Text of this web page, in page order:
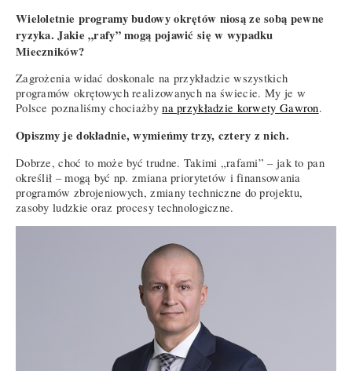
Wieloletnie programy budowy okrętów niosą ze sobą pewne
ryzyka. Jakie „rafy” mogą pojawić się w wypadku
Mieczników?
Zagrożenia widać doskonale na przykładzie wszystkich
programów okrętowych realizowanych na świecie. My je w
Polsce poznaliśmy chociażbyna przykładzie korwety Gawron.
Opiszmy je dokładnie, wymieńmy trzy, cztery z nich.
Dobrze, choć to może być trudne. Takimi „rafami” – jak to pan
określił – mogą być np. zmiana priorytetów i finansowania
programów zbrojeniowych, zmiany techniczne do projektu,
zasoby ludzkie oraz procesy technologiczne.